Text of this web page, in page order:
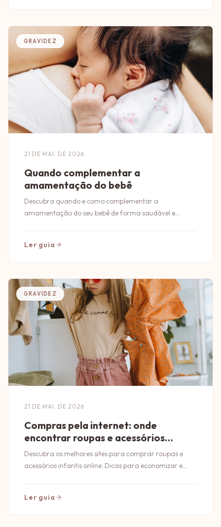
GRAVIDEZ
21 DE MAI. DE 2026
Quando complementar a
amamentação do bebê
Descubra quando e como complementar a
amamentação do seu bebê de forma saudável e
Ler guia
GRAVIDEZ
21 DE MAI. DE 2026
Compras pela internet: onde
encontrar roupas e acessórios
infantis
Descubra os melhores sites para comprar roupas e
acessórios infantis online. Dicas para economizar e
Ler guia